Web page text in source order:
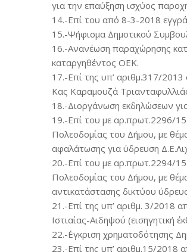
για την επαύξηση ισχύος
14.-Επί του από 8-3-2018
15.-Ψήφισμα Δημοτικού
16.-Ανανέωση παραχώρησης
καταργηθέντος ΟΕΚ.
17.-Επί της υπ’ αριθμ.317/
Κας Καραμουζά
18.-Διοργάνωση εκδηλώσεων
19.-Επί του με αρ.πρωτ.2296/
Πολεοδομίας του Δήμου, με
αφαλάτωσης για ύδρευση
20.-Επί του με αρ.πρωτ.2294/
Πολεοδομίας του Δήμου, με
αντικατάστασης δικτύου
21.-Επί της υπ’ αριθμ. 3/2018
Ιστιαίας-Αιδηψού (εισηγητική
22.-΄Εγκριση χρηματοδότησης
23.-Επί της υπ’ αριθμ.15/2018